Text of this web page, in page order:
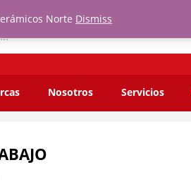
Nosotros Servicios
Norte Dismiss